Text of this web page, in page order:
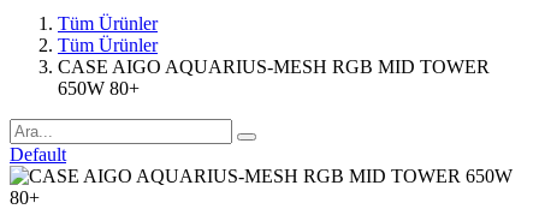
Tüm Ürünler
Tüm Ürünler
CASE AIGO AQUARIUS-MESH RGB MID TOWER
650W 80+
Default